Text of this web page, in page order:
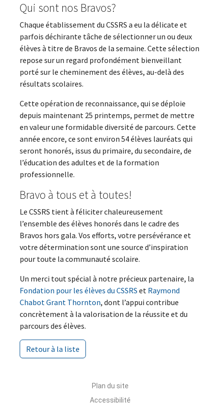
Qui sont nos Bravos?
Chaque établissement du CSSRS a eu la délicate et
parfois déchirante tâche de sélectionner un ou deux
élèves à titre de Bravos de la semaine. Cette sélection
repose sur un regard profondément bienveillant
porté sur le cheminement des élèves, au-delà des
résultats scolaires.
Cette opération de reconnaissance, qui se déploie
depuis maintenant 25 printemps, permet de mettre
en valeur une formidable diversité de parcours. Cette
année encore, ce sont environ 54 élèves lauréats qui
seront honorés, issus du primaire, du secondaire, de
l’éducation des adultes et de la formation
professionnelle.
Bravo à tous et à toutes!
Le CSSRS tient à féliciter chaleureusement
l’ensemble des élèves honorés dans le cadre des
Bravos hors gala. Vos efforts, votre persévérance et
votre détermination sont une source d’inspiration
pour toute la communauté scolaire.
Un merci tout spécial à notre précieux partenaire, la
Fondation pour les élèves du CSSRS et Raymond
Chabot Grant Thornton, dont l’appui contribue
concrètement à la valorisation de la réussite et du
parcours des élèves.
Retour à la liste
Plan du site
Accessibilité